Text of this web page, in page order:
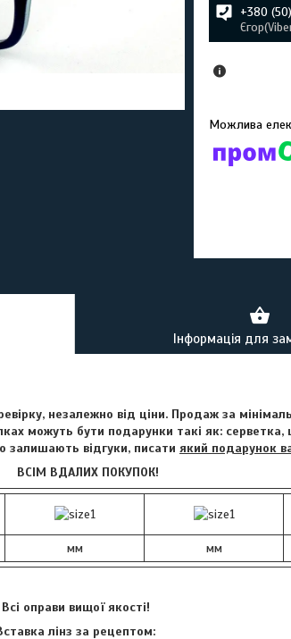
+380
Інформація для
незалежно від ціни. Продаж за
можуть бути подарунки такі як: серветка,
залишають відгуки, писати який подарунок
ВСІМ ВДАЛИХ ПОКУПОК!
мм мм
Всі оправи вищої якості!
лінз за рецептом: